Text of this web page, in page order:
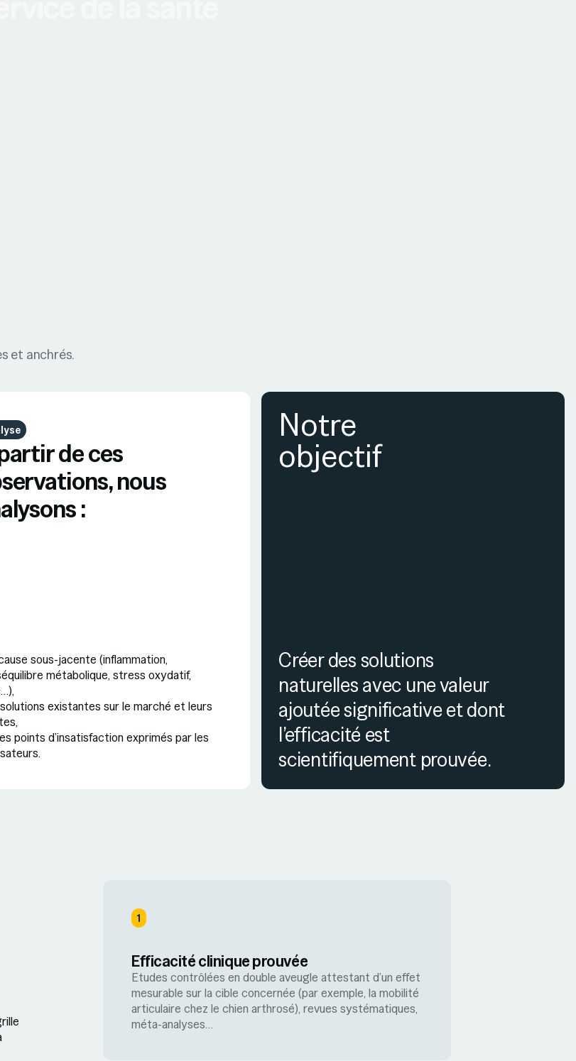
et anchrés.
de ces
nous
:
sous-jacente (inflammation,
métabolique, stress oxydatif,
existantes sur le marché et leurs
points d’insatisfaction exprimés par les
Notre
objectif
Créer des solutions
naturelles avec une valeur
ajoutée significative et dont
l’efficacité est
scientifiquement prouvée.
1
Efficacité clinique prouvée
Etudes contrôlées en double aveugle attestant d’un effet
mesurable sur la cible concernée (par exemple, la mobilité
articulaire chez le chien arthrosé), revues systématiques,
méta-analyses…